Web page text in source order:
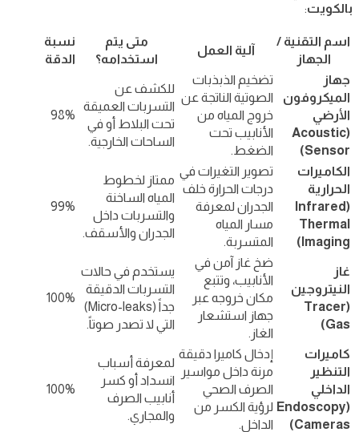
بالكويت:
اسم التقنية /
الجهاز
آلية العمل
متى يتم
استخدامه؟
نسبة
الدقة
جهاز
الميكروفون
الأرضي
(Acoustic
Sensor)
تضخيم الذبذبات
الصوتية الناتجة عن
خروج المياه من
الأنابيب تحت
الضغط.
للكشف عن
التسربات العميقة
تحت البلاط أو في
الساحات الخارجية.
98%
الكاميرات
الحرارية
(Infrared
Thermal
Imaging)
تصوير التغيرات في
درجات الحرارة خلف
الجدران لمعرفة
مسار المياه
المتسربة.
ممتاز لخطوط
المياه الساخنة
والتسربات داخل
الجدران والأسقف.
99%
غاز
النيتروجين
(Tracer
Gas)
ضخ غاز آمن في
الأنابيب، وتتبع
مكان خروجه عبر
جهاز استشعار
الغاز.
يستخدم في حالات
التسربات الدقيقة
جداً (Micro-leaks)
التي لا تصدر صوتاً.
100%
كاميرات
التنظير
الداخلي
(Endoscopy
Cameras)
إدخال كاميرا دقيقة
مرنة داخل مواسير
الصرف الصحي
لرؤية الكسر من
الداخل.
لمعرفة أسباب
انسداد أو كسر
أنابيب الصرف
والمجاري.
100%